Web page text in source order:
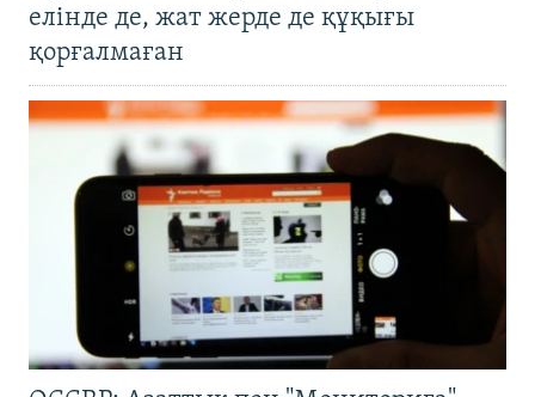
елінде де, жат жерде де құқығы
қорғалмаған